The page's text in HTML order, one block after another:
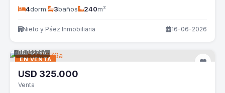
4dorm. 3baños 240m²
Nieto y Páez Inmobiliaria 16-06-2026
EN VENTA
BDB5279A
USD 325.000
Venta